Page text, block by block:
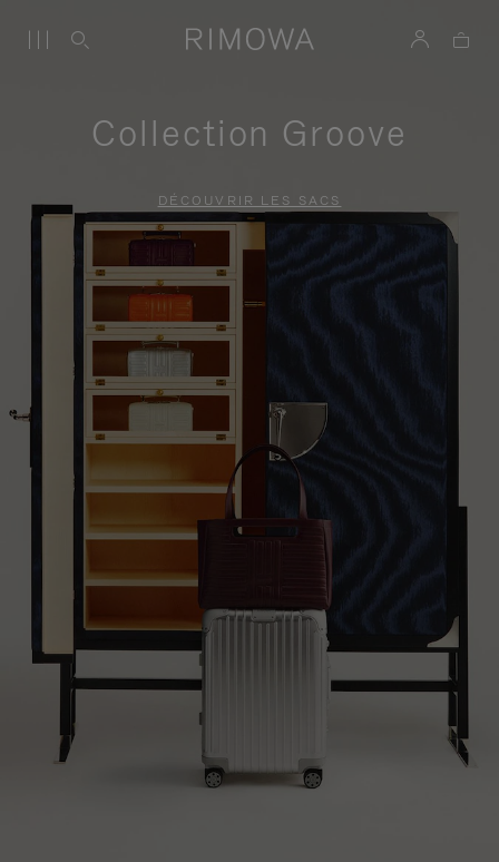
Collection Groove
DÉCOUVRIR LES SACS